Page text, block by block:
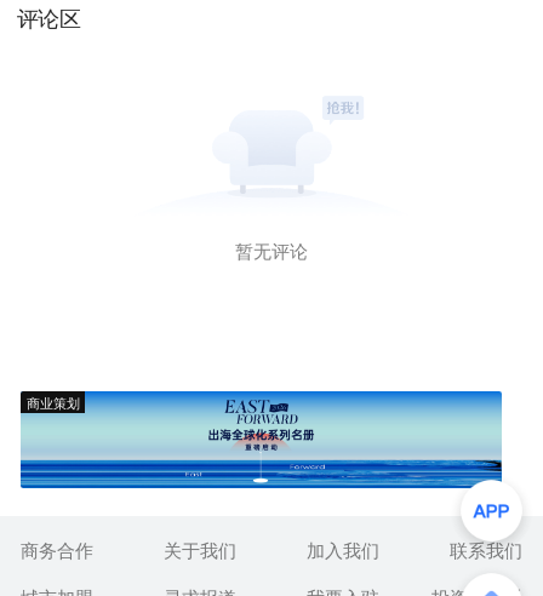
评论区
暂无评论
商业策划
商务合作 关于我们 加入我们
联系我们